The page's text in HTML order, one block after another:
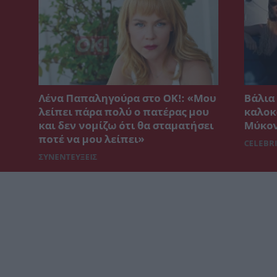
Λένα Παπαληγούρα στο ΟΚ!: «Μου
λείπει πάρα πολύ ο πατέρας μου
και δεν νομίζω ότι θα σταματήσει
ποτέ να μου λείπει»
ΣΥΝΕΝΤΕΥΞΕΙΣ